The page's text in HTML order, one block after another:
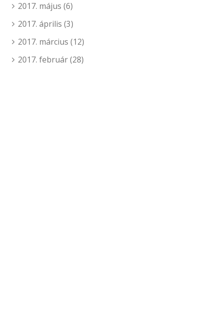
2017. május (6)
2017. április (3)
2017. március (12)
2017. február(28)